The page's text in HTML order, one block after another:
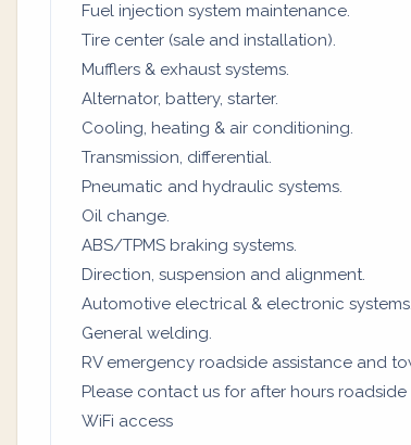
Fuel injection system maintenance.
Tire center (sale and installation).
Mufflers & exhaust systems.
Alternator, battery, starter.
Cooling, heating & air conditioning.
Transmission, differential.
Pneumatic and hydraulic systems.
Oil change.
ABS/TPMS braking systems.
Direction, suspension and alignment.
Automotive electrical & electronic systems.
General welding.
RV emergency roadside assistance and
Please contact us for after hours roadside
WiFi access